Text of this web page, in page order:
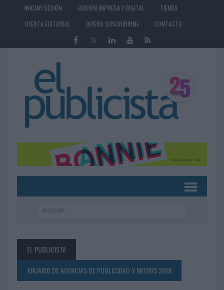
INICIAR SESIÓN EDICIÓN IMPRESA Y DIGITAL
TIENDA
OFERTA EDITORIAL
QUIERO SUSCRIBIRME CONTACTO
EL PUBLICISTA
ANUARIO DE AGENCIAS DE PUBLICIDAD Y MEDIOS 2018